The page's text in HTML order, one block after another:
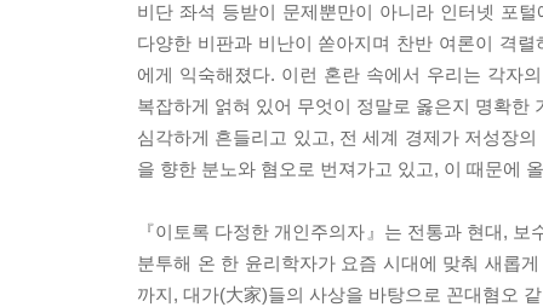
비단 좌석 등받이 문제뿐만이 아니라 인터넷 포
다양한 비판과 비난이 쏟아지며 찬반 여론이 격
에게 익숙해졌다. 이런 혼란 속에서 우리는 각자
복잡하게 얽혀 있어 무엇이 정말로 옳은지 명확한
심각하게 흔들리고 있고, 전 세계 경제가 저성장
을 향한 분노와 혐오로 번져가고 있고, 이 때문에
『이토록 다정한 개인주의자』는 전통과 현대,
분투해 온 한 윤리학자가 요즘 시대에 맞춰 새롭
까지, 대가(大家)들의 사상을 바탕으로 꼰대혐오